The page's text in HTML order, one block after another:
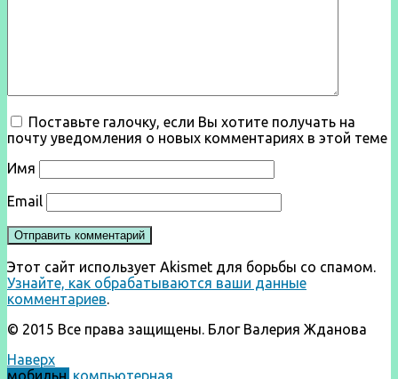
Поставьте галочку, если Вы хотите получать на
почту уведомления о новых комментариях в этой теме
Имя
Email
Этот сайт использует Akismet для борьбы со спамом.
Узнайте, как обрабатываются ваши данные
комментариев.
© 2015 Все права защищены. Блог Валерия Жданова
Наверх
мобильн. компьютерная